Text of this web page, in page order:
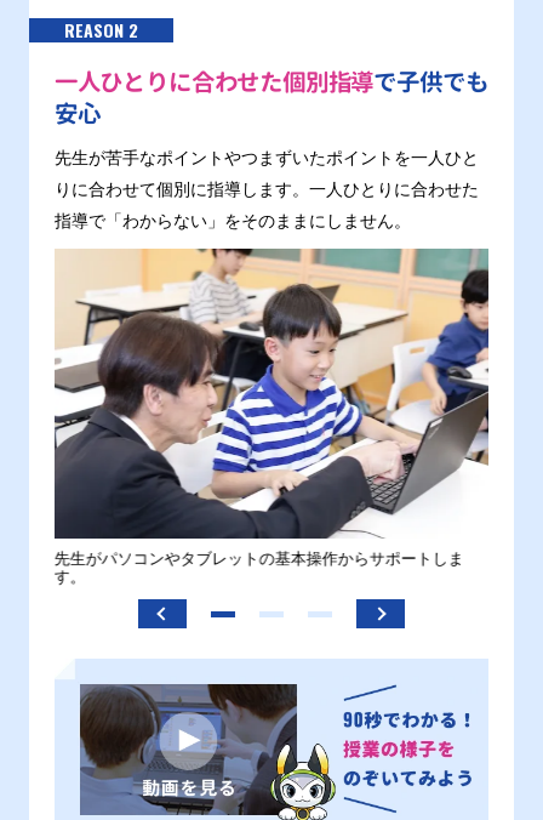
REASON 2
一人ひとりに合わせた個別指導で子供でも
安心
先生が苦手なポイントやつまずいたポイントを一人ひと
りに合わせて個別に指導します。一人ひとりに合わせた
指導で「わからない」をそのままにしません。
先生がパソコンやタブレットの基本操作からサポートしま
す。